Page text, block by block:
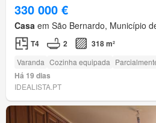
330 000 €
Casa em São Bernardo, Município
T4 2 318 m²
Varanda Cozinha equipada
Há 19 dias
IDEALISTA.PT